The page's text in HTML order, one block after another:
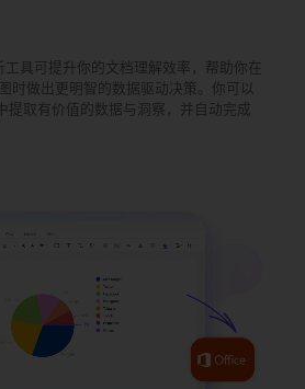
具可提升你的文档理解效率，帮助你在
时做出更明智的数据驱动决策。你可以
提取有价值的数据与洞察，并自动完成